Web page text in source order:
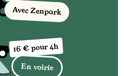
Avec Zenpark
16 € pour 4h
En voirie